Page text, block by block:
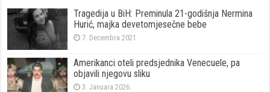
Tragedija u BiH: Preminula 21-godišnja Nermina
Hurić, majka devetomjesečne bebe
7. Decembra 2021.
Amerikanci oteli predsjednika Venecuele, pa
objavili njegovu sliku
3. Januara 2026.